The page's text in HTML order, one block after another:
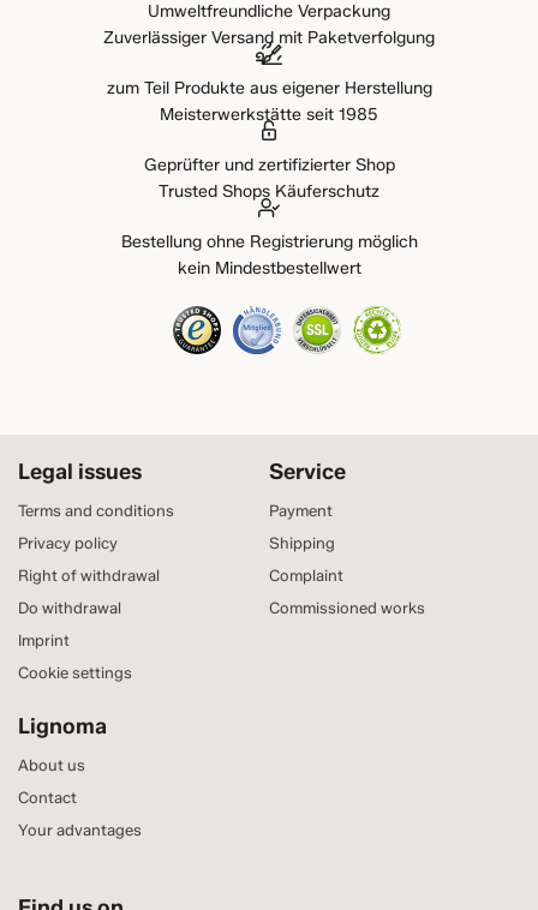
Umweltfreundliche Verpackung
Zuverlässiger Versand mit Paketverfolgung
zum Teil Produkte aus eigener Herstellung
Meisterwerkstätte seit 1985
Geprüfter und zertifizierter Shop
Trusted Shops Käuferschutz
Bestellung ohne Registrierung möglich
kein Mindestbestellwert
Service
Payment
Shipping
Complaint
Commissioned works
Legal issues
Terms and conditions
Privacy policy
Right of withdrawal
Do withdrawal
Imprint
Cookie settings
Lignoma
About us
Contact
Your advantages